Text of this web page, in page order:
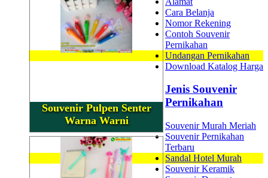
Souvenir Pulpen Senter
Warna Warni
Cara Belanja
Nomor Rekening
Contoh Souvenir
Pernikahan
Undangan Pernikahan
Download Katalog Harga
Jenis Souvenir
Pernikahan
Souvenir Murah Meriah
Souvenir Pernikahan
Terbaru
Sandal Hotel Murah
Souvenir Keramik